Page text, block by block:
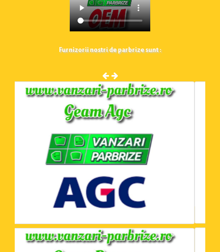
Furnizorii nostri de parbrize sunt :